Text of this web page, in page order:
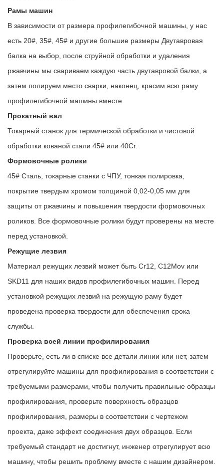
Рамы машин
В зависимости от размера профилегибочной машины, у нас
есть 20#, 35#, 45# и другие большие размеры Двутавровая
балка на выбор, после струйной обработки и удаления
ржавчины мы свариваем каждую часть двутавровой балки, а
затем полируем место сварки, наконец, красим всю раму
профилегибочной машины вместе.
Прокатный вал
Токарный станок для термической обработки и чистовой
обработки кованой стали 45# или 40Cr.
Формовочные ролики
45# Сталь, токарные станки с ЧПУ, тонкая полировка,
покрытие твердым хромом толщиной 0,02-0,05 мм для
защиты от ржавчины и повышения твердости формовочных
роликов. Все формовочные ролики будут проверены на месте
перед установкой.
Режущие лезвия
Материал режущих лезвий может быть Cr12, C12Mov или
SKD11 для наших видов профилегибочных машин. Перед
установкой режущих лезвий на режущую раму будет
проведена проверка твердости для обеспечения срока
службы.
Проверка всей линии профилирования
Проверьте, есть ли в списке все детали линии или нет, затем
отрегулируйте машины для профилирования в соответствии с
требуемыми размерами, чтобы получить правильные образцы
профилирования, проверьте поверхность образцов
профилирования, размеры в соответствии с чертежом
проекта, даже эффект соединения двух образцов. Если
требуемый стандарт не достигнут, инженер отрегулирует всю
машину, чтобы решить проблему вместе с нашим дизайнером.